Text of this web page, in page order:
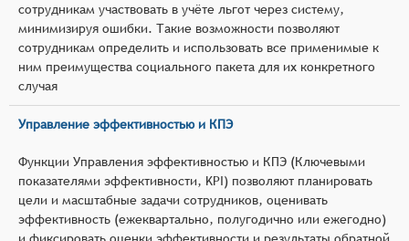
сотрудникам участвовать в учёте льгот через систему,
минимизируя ошибки. Такие возможности позволяют
сотрудникам определить и использовать все применимые к
ним преимущества социального пакета для их конкретного
случая
Управление эффективностью и КПЭ
Функции Управления эффективностью и КПЭ (Ключевыми
показателями эффективности, KPI) позволяют планировать
цели и масштабные задачи сотрудников, оценивать
эффективность (ежеквартально, полугодично или ежегодно)